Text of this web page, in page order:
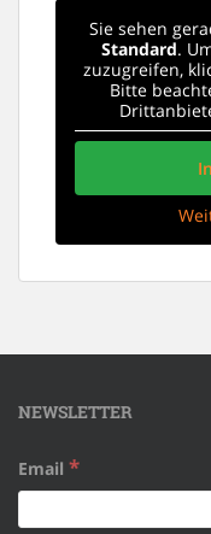
Sie sehen
Standard.
zuzugreifen,
Bitte
NEWSLETTER
Email *